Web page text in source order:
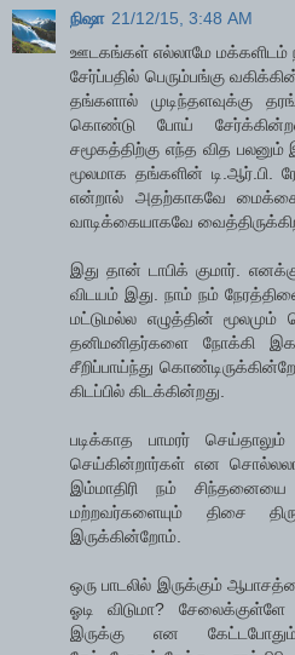
நிஷா 21/12/15, 3:48 AM
ஊடகங்கள் எல்லாமே
சேர்ப்பதில் பெரும்பங்கு
தங்களால் முடிந்தளவுக்கு
கொண்டு போய்
சமூகத்திற்கு எந்த வித
மூலமாக தங்களின் டி.ஆர்.பி.
என்றால் அதற்காகவே
வாடிக்கையாகவே
இது தான் டாபிக் குமார்.
விடயம் இது. நாம் நம்
மட்டுமல்ல எழுத்தின் மூலமும்
தனிமனிதர்களை நோக்கி
சீறிப்பாய்ந்து
கிடப்பில் கிடக்கின்றது.
படிக்காத பாமரர்
செய்கின்றார்கள் என
இம்மாதிரி நம் சிந்தனையை
மற்றவர்களையும் திசை
இருக்கின்றோம்.
ஒரு பாடலில் இருக்கும்
ஓடி விடுமா?
இருக்கு என